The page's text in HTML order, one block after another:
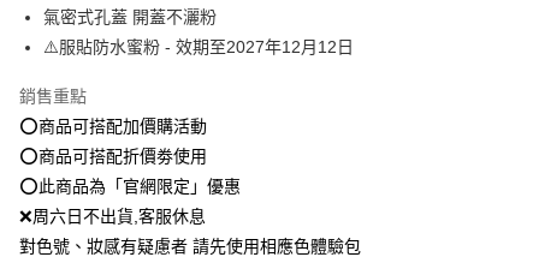
【注意事項】
1.本服務係由「台灣大哥大股份有限公司」（以下簡稱本公司）所提供，讓
用戶於交易時，得透過本服務購買商品或服務，並由商店將買賣／分期付款
2.基於同意付款使用「大哥付你分期」之契約關係目的，商店將以您的個人
資料（包含姓名、電話或地址）提供予台灣大哥大進項蒐集、處理及利用，
3.完整用戶服務條款，請詳閱以下連結：
ATM／網路銀行／等多元方式進行付款，方視為交易完成。
※ 請注意：結帳手續完成當下不需立刻繳費，但若您需要取消訂單，請聯絡
後付繳納相關費用。
※ 交易是否成功請以「AFTEE先享後付 」之結帳頁面顯示為準，若有關於
是否繳費成功／繳費後需取消欲退款等相關疑問，請聯繫「AFTEE先享後付
客戶支援中心」https://netprotections.freshdesk.com/support/home
【注意事項】
１．透過由恩沛科技股份有限公司提供之「AFTEE先享後付」服務完成之交
易，需依本服務之必要範圍內提供個人資料，並將交易相關給付款項請求債
付款後萊爾富取貨
點最多小7取貨付款
每筆NT$80，滿NT$1,500(含以上)免運費
氣密式孔蓋 開蓋不灑粉
⚠️服貼防水蜜粉 - 效期至2027年12月12日
銷售重點
⭕️商品可搭配加價購活動
⭕️商品可搭配折價劵使用
⭕️此商品為「官網限定」優惠
❌周六日不出貨,客服休息
對色號、妝感有疑慮者 請先使用相應色體驗包